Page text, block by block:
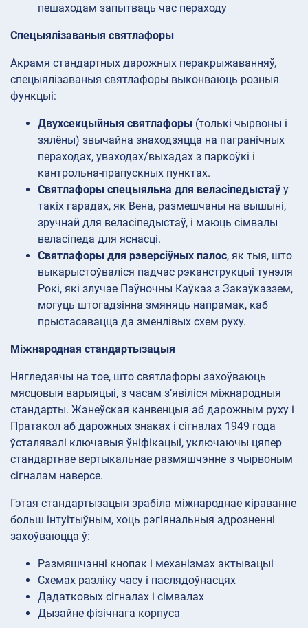
пешаходам запытваць час пераходу
Спецыялізаваныя святлафоры
Акрамя стандартных дарожных перакрыжаванняў,
спецыялізаваныя святлафоры выконваюць розныя
функцыі:
Двухсекцыйныя святлафоры (толькі чырвоны і
зялёны) звычайна знаходзяцца на пагранічных
пераходах, уваходах/выхадах з паркоўкі і
кантрольна-прапускных пунктах.
Святлафоры спецыяльна для веласіпедыстаў у
такіх гарадах, як Вена, размешчаны на вышыні,
зручнай для веласіпедыстаў, і маюць сімвалы
веласіпеда для яснасці.
Святлафоры для рэверсіўных палос, як тыя, што
выкарыстоўваліся падчас рэканструкцыі тунэля
Рокі, які злучае Паўночны Каўказ з Закаўказзем,
могуць штогадзінна змяняць напрамак, каб
прыстасавацца да зменлівых схем руху.
Міжнародная стандартызацыя
Нягледзячы на тое, што святлафоры захоўваюць
мясцовыя варыяцыі, з часам з’явіліся міжнародныя
стандарты. Жэнеўская канвенцыя аб дарожным руху і
Пратакол аб дарожных знаках і сігналах 1949 года
ўсталявалі ключавыя ўніфікацыі, уключаючы цяпер
стандартнае вертыкальнае размяшчэнне з чырвоным
сігналам наверсе.
Гэтая стандартызацыя зрабіла міжнароднае кіраванне
больш інтуітыўным, хоць рэгіянальныя адрозненні
захоўваюцца ў:
Размяшчэнні кнопак і механізмах актывацыі
Схемах разліку часу і паслядоўнасцях
Дадатковых сігналах і сімвалах
Дызайне фізічнага корпуса